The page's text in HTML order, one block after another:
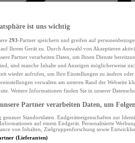
ist uns wichtig
293-Partner speichern und greifen auf
Ihrem Gerät zu. Durch Auswahl von Akzeptieren
Partner verarbeiten Daten, um Ihnen Dienste
sind manche Inhalte und Anzeigen möglicherweise
wieder aufrufen, um Ihre Einstellungen zu ändern
verwalten am unteren Rand der Webseite
Weitere Informationen finden Sie in unserer
Partner verarbeiten Daten, um
genauer Standortdaten. Endgeräteeigenschaften zur
auf einem Endgerät. Personalisierte
von Inhalten, Zielgruppenforschung sowie
(Lieferanten)